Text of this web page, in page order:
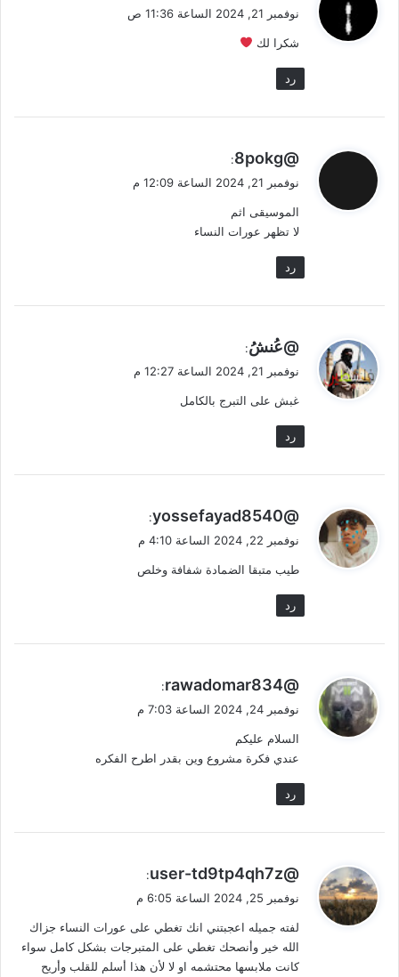
ل
نوفمبر 21, 2024 الساعة 11:36 ص
شكرا لك
رد
ي
ل
@8pokg
:
نوفمبر 21, 2024 الساعة 12:09 م
الموسيقى اثم
لا تظهر عورات النساء
رد
ي
ل
@عُنشُ:
نوفمبر 21, 2024 الساعة 12:27 م
غبش على التبرج بالكامل
رد
ي
ل
@yossefayad8540
:
نوفمبر 22, 2024 الساعة 4:10 م
طيب متبقا الضمادة شفافة وخلص
رد
ي
ل
@rawadomar834
:
نوفمبر 24, 2024 الساعة 7:03 م
السلام عليكم
عندي فكرة مشروع وين بقدر اطرح الفكره
رد
ي
ل
@user-td9tp4qh7z
:
نوفمبر 25, 2024 الساعة 6:05 م
لفته جميله اعجبتني انك تغطي على عورات النساء جزاك
الله خير وأنصحك تغطي على المتبرجات بشكل كامل سواء
كانت ملابسها محتشمه او لا لأن هذا أسلم للقلب وأريح